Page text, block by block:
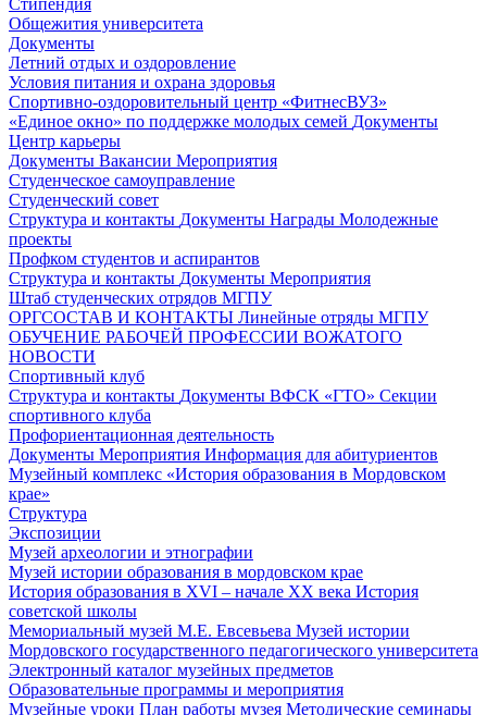
Общежития университета
Документы
Летний отдых и оздоровление
Условия питания и охрана здоровья
Спортивно-оздоровительный центр «ФитнесВУЗ»
«Единое окно» по поддержке молодых семей Документы
Центр карьеры
Документы Вакансии Мероприятия
Студенческое самоуправление
Студенческий совет
Структура и контакты Документы Награды Молодежные
проекты
Профком студентов и аспирантов
Структура и контакты Документы Мероприятия
Штаб студенческих отрядов МГПУ
ОРГСОСТАВ И КОНТАКТЫ Линейные отряды МГПУ
ОБУЧЕНИЕ РАБОЧЕЙ ПРОФЕССИИ ВОЖАТОГО
НОВОСТИ
Спортивный клуб
Структура и контакты Документы ВФСК «ГТО» Секции
спортивного клуба
Профориентационная деятельность
Документы Мероприятия Информация для абитуриентов
Музейный комплекс «История образования в Мордовском
крае»
Структура
Экспозиции
Музей археологии и этнографии
Музей истории образования в мордовском крае
История образования в XVI – начале XX века История
советской школы
Мемориальный музей М.Е. Евсевьева Музей истории
Мордовского государственного педагогического университета
Электронный каталог музейных предметов
Образовательные программы и мероприятия
Музейные уроки План работы музея Методические семинары